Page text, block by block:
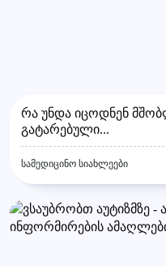
რა უნდა იცოდნენ
გატარებული...
სამედიცინო სიახლეები